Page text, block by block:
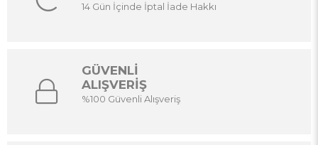
14 Gün İçinde İptal İade Hakkı
GÜVENLİ
ALIŞVERİŞ
%100 Güvenli Alışveriş